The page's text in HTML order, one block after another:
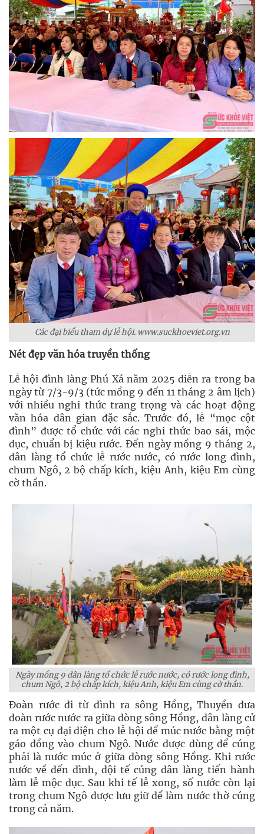
Các đại biểu tham dự lễ hội. www.suckhoeviet.org.vn
Nét đẹp văn hóa truyền thống
Lễ hội đình làng Phú Xá năm 2025 diễn ra trong ba
ngày từ 7/3-9/3 (tức mồng 9 đến 11 tháng 2 âm lịch)
với nhiều nghi thức trang trọng và các hoạt động
văn hóa dân gian đặc sắc. Trước đó, lễ “mọc cột
đình” được tổ chức với các nghi thức bao sái, mộc
dục, chuẩn bị kiệu rước. Đến ngày mồng 9 tháng 2,
dân làng tổ chức lễ rước nước, có rước long đình,
chum Ngô, 2 bộ chấp kích, kiệu Anh, kiệu Em cùng
cờ thần.
Ngày mồng 9 dân làng tổ chức lễ rước nước, có rước long đình,
chum Ngô, 2 bộ chấp kích, kiệu Anh, kiệu Em cùng cờ thần.
Đoàn rước đi từ đình ra sông Hồng, Thuyền đưa
đoàn rước nước ra giữa dòng sông Hồng, dân làng cử
ra một cụ đại diện cho lễ hội để múc nước bằng một
gáo đồng vào chum Ngô. Nước được dùng để cúng
phải là nước múc ở giữa dòng sông Hồng. Khi rước
nước về đến đình, đội tế cúng dân làng tiến hành
làm lễ mộc dục. Sau khi tế lễ xong, số nước còn lại
trong chum Ngô được lưu giữ để làm nước thờ cúng
trong cả năm.